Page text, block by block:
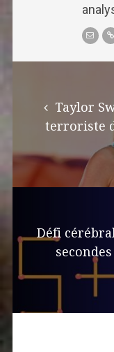
Taylor
terroriste
Défi